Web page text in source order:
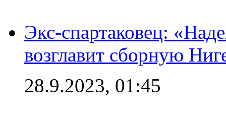
Экс-спартаковец:
возглавит сборную
28.9.2023, 01:45